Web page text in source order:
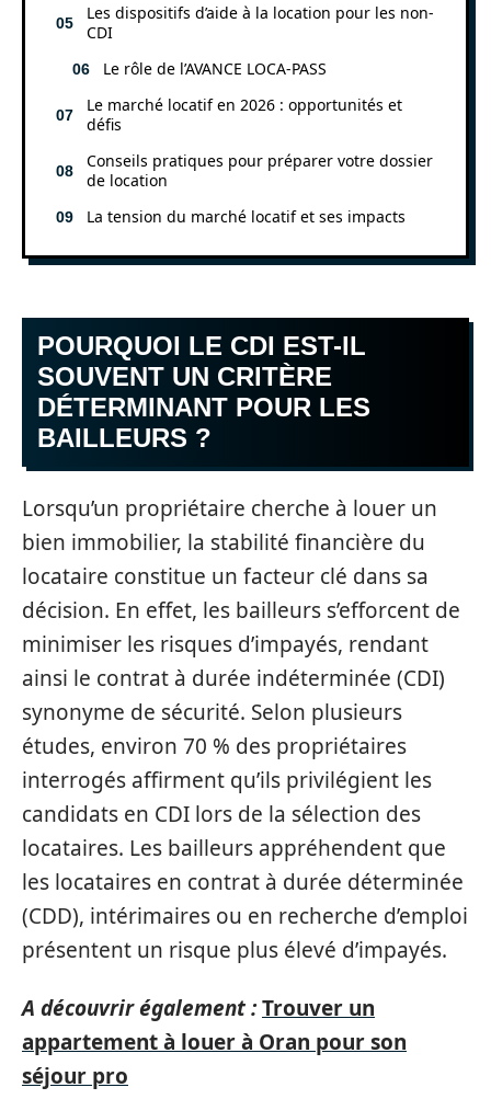
Les dispositifs d’aide à la location pour les non-
CDI
Le rôle de l’AVANCE LOCA-PASS
Le marché locatif en 2026 : opportunités et
défis
Conseils pratiques pour préparer votre dossier
de location
La tension du marché locatif et ses impacts
POURQUOI LE CDI EST-IL
SOUVENT UN CRITÈRE
DÉTERMINANT POUR LES
BAILLEURS ?
Lorsqu’un propriétaire cherche à louer un
bien immobilier, la stabilité financière du
locataire constitue un facteur clé dans sa
décision. En effet, les bailleurs s’efforcent de
minimiser les risques d’impayés, rendant
ainsi le contrat à durée indéterminée (CDI)
synonyme de sécurité. Selon plusieurs
études, environ 70 % des propriétaires
interrogés affirment qu’ils privilégient les
candidats en CDI lors de la sélection des
locataires. Les bailleurs appréhendent que
les locataires en contrat à durée déterminée
(CDD), intérimaires ou en recherche d’emploi
présentent un risque plus élevé d’impayés.
A découvrir également :Trouver un
appartement à louer à Oran pour son
séjour pro